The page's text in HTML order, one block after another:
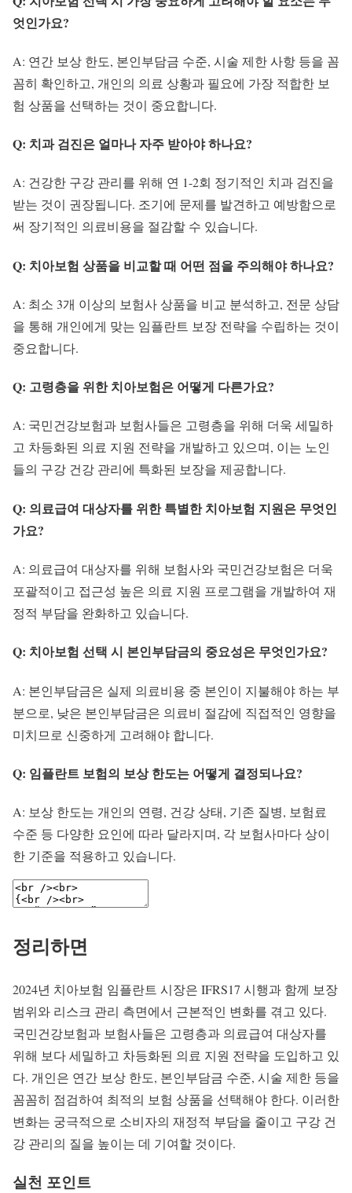
엇인가요?
A: 연간 보상 한도, 본인부담금 수준, 시술 제한 사항 등을 꼼
꼼히 확인하고, 개인의 의료 상황과 필요에 가장 적합한 보
험 상품을 선택하는 것이 중요합니다.
Q: 치과 검진은 얼마나 자주 받아야 하나요?
A: 건강한 구강 관리를 위해 연 1-2회 정기적인 치과 검진을
받는 것이 권장됩니다. 조기에 문제를 발견하고 예방함으로
써 장기적인 의료비용을 절감할 수 있습니다.
Q: 치아보험 상품을 비교할 때 어떤 점을 주의해야 하나요?
A: 최소 3개 이상의 보험사 상품을 비교 분석하고, 전문 상담
을 통해 개인에게 맞는 임플란트 보장 전략을 수립하는 것이
중요합니다.
Q: 고령층을 위한 치아보험은 어떻게 다른가요?
A: 국민건강보험과 보험사들은 고령층을 위해 더욱 세밀하
고 차등화된 의료 지원 전략을 개발하고 있으며, 이는 노인
들의 구강 건강 관리에 특화된 보장을 제공합니다.
Q: 의료급여 대상자를 위한 특별한 치아보험 지원은 무엇인
가요?
A: 의료급여 대상자를 위해 보험사와 국민건강보험은 더욱
포괄적이고 접근성 높은 의료 지원 프로그램을 개발하여 재
정적 부담을 완화하고 있습니다.
Q: 치아보험 선택 시 본인부담금의 중요성은 무엇인가요?
A: 본인부담금은 실제 의료비용 중 본인이 지불해야 하는 부
분으로, 낮은 본인부담금은 의료비 절감에 직접적인 영향을
미치므로 신중하게 고려해야 합니다.
Q: 임플란트 보험의 보상 한도는 어떻게 결정되나요?
A: 보상 한도는 개인의 연령, 건강 상태, 기존 질병, 보험료
수준 등 다양한 요인에 따라 달라지며, 각 보험사마다 상이
한 기준을 적용하고 있습니다.
정리하면
2024년 치아보험 임플란트 시장은 IFRS17 시행과 함께 보장
범위와 리스크 관리 측면에서 근본적인 변화를 겪고 있다.
국민건강보험과 보험사들은 고령층과 의료급여 대상자를
위해 보다 세밀하고 차등화된 의료 지원 전략을 도입하고 있
다. 개인은 연간 보상 한도, 본인부담금 수준, 시술 제한 등을
꼼꼼히 점검하여 최적의 보험 상품을 선택해야 한다. 이러한
변화는 궁극적으로 소비자의 재정적 부담을 줄이고 구강 건
강 관리의 질을 높이는 데 기여할 것이다.
실천 포인트